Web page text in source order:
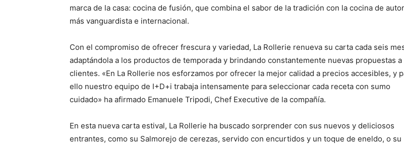
marca de la casa: cocina de fusión, que combina el sabor de la tradición con la cocina de autor
más vanguardista e internacional.
Con el compromiso de ofrecer frescura y variedad, La Rollerie renueva su carta cada seis
adaptándola a los productos de temporada y brindando constantemente nuevas propuestas a
clientes. «En La Rollerie nos esforzamos por ofrecer la mejor calidad a precios accesibles, y
ello nuestro equipo de I+D+i trabaja intensamente para seleccionar cada receta con sumo
cuidado» ha afirmado Emanuele Tripodi, Chef Executive de la compañía.
En esta nueva carta estival, La Rollerie ha buscado sorprender con sus nuevos y deliciosos
entrantes, como su Salmorejo de cerezas, servido con encurtidos y un toque de eneldo, o su